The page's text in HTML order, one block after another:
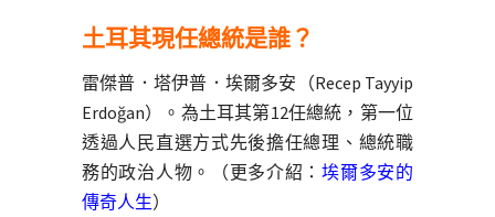
土耳其現任總統是誰？
雷傑普．塔伊普．埃爾多安（Recep Tayyip
Erdoğan）。為土耳其第12任總統，第一位
透過人民直選方式先後擔任總理、總統職
務的政治人物。（更多介紹：埃爾多安的
傳奇人生）